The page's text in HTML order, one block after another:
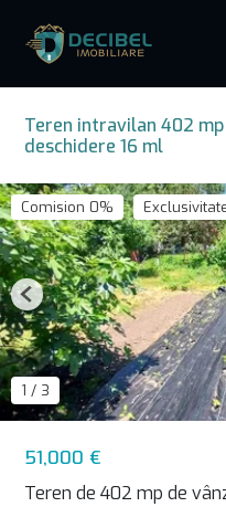
Teren intravilan 402
deschidere 16 ml
51,000 €
Teren de 402 mp de
Comision 0%
1 / 3
Previous